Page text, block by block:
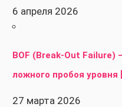
6 апреля 2026
BOF (Break-Out Failure)
ложного пробоя уровня
27 марта 2026